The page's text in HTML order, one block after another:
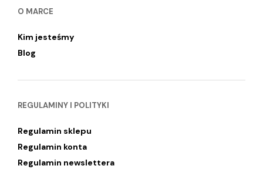
O MARCE
Kim jesteśmy
Blog
REGULAMINY I POLITYKI
Regulamin sklepu
Regulamin konta
Regulamin newslettera